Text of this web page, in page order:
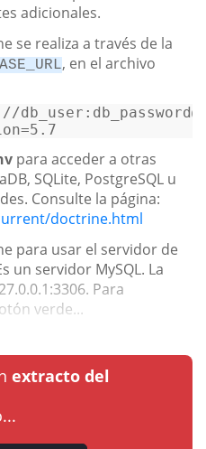
adicionales.
se realiza a través de la
, en el archivo
//d
5.7
para acceder a otras
SQLite, PostgreSQL u
Consulte la página:
doctrine.html
para usar el servidor de
un servidor MySQL. La
Para
verde...
extracto del